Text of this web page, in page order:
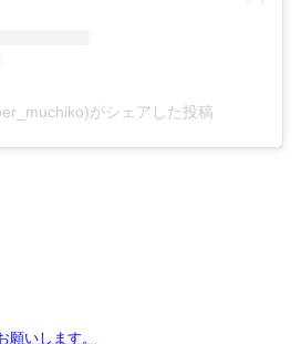
がシェアした投稿